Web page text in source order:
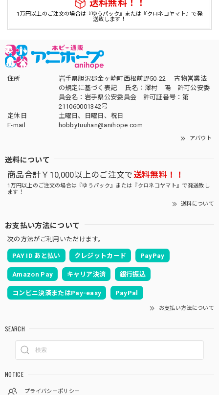
送料無料！！
1万円以上のご注文の場合は『ゆうパック』または『クロネコヤマト』で発
送致します！
住所
岩手県胆沢郡金ヶ崎町西根前野50-22 古物営業法
の規定に基づく表記 氏名：澤村 陽 許可公安委
員会名：岩手県公安委員会 許可証番号：第
211060001342号
定休日
土曜日、日曜日、祝日
E-mail
hobbytuuhan@anihope.com
アバウト
送料について
商品合計￥10,000以上のご注文で送料無料！！
1万円以上のご注文の場合は『ゆうパック』または『クロネコヤマト』で発送致し
ます！
送料について
お支払い方法について
次の方法がご利用いただけます。
PAY ID あと払い クレジットカード PayPay
Amazon Pay キャリア決済 銀行振込
コンビニ決済またはPay-easy PayPal
お支払い方法について
SEARCH
NOTICE
プライバシーポリシー